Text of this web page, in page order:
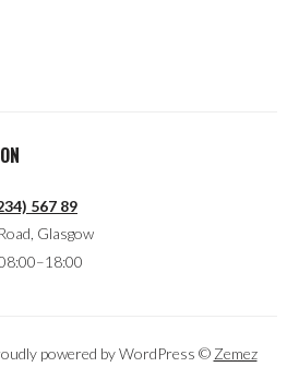
567 89
Glasgow
powered by WordPress © Zemez